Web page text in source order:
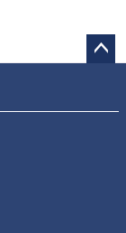
ップ